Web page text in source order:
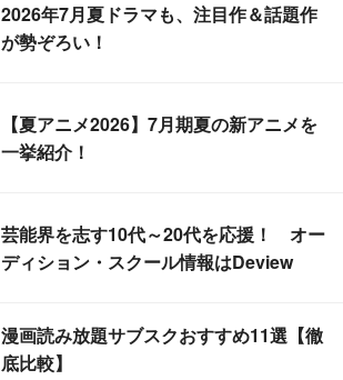
2026年7月夏ドラマも、注目作＆話題作
が勢ぞろい！
【夏アニメ2026】7月期夏の新アニメを
一挙紹介！
芸能界を志す10代～20代を応援！ オー
ディション・スクール情報はDeview
漫画読み放題サブスクおすすめ11選【徹
底比較】